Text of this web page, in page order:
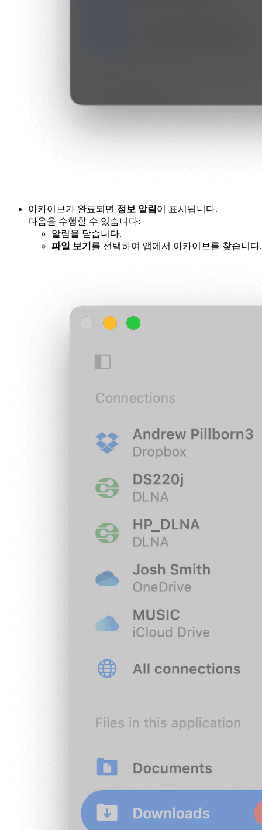
아카이브가 완료되면 정보 알림이 표시됩니다.
다음을 수행할 수 있습니다:
알림을 닫습니다.
파일 보기 를 선택하여 앱에서 아카이브를 찾습니다.